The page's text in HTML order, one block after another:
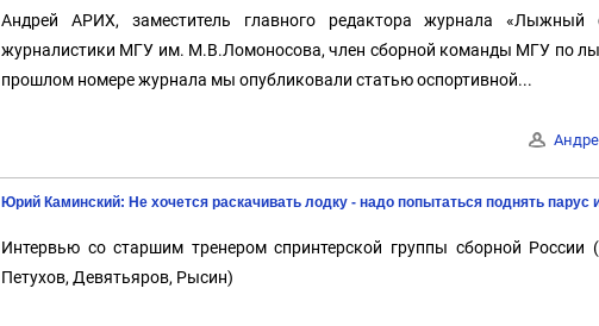
Андрей АРИХ, заместитель главного редактора журнала «Лыжный
журналистики МГУ им. М.В.Ломоносова, член сборной команды МГУ
прошлом номере журнала мы опубликовали статью оспортивной...
Юрий Каминский: Не хочется раскачивать лодку - надо попытаться поднять парус
Интервью со старшим тренером спринтерской группы сборной
Петухов, Девятьяров, Рысин)